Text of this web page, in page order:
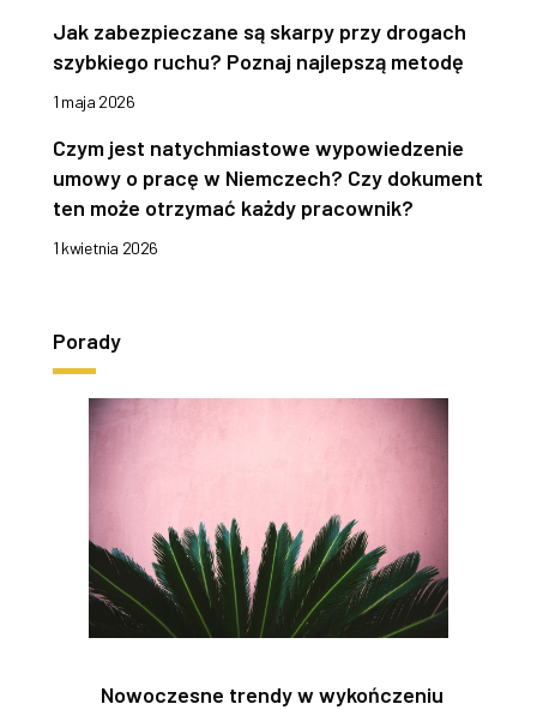
Jak zabezpieczane są skarpy przy drogach
szybkiego ruchu? Poznaj najlepszą metodę
1 maja 2026
Czym jest natychmiastowe wypowiedzenie
umowy o pracę w Niemczech? Czy dokument
ten może otrzymać każdy pracownik?
1 kwietnia 2026
Porady
Nowoczesne trendy w wykończeniu